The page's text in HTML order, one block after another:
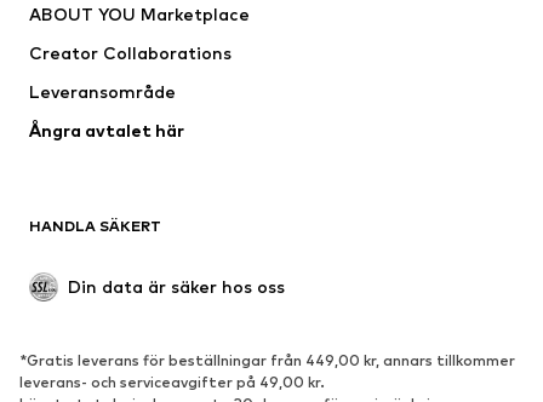
Underkläder
Kappor
Badkläder
Upcycling
Populärt
ABOUT YOU Marketplace
Creator Collaborations
Leveransområde
Ångra avtalet här
HANDLA SÄKERT
Din data är säker hos oss
*Gratis leverans för beställningar från 449,00 kr, annars tillkommer
leverans- och serviceavgifter på 49,00 kr.